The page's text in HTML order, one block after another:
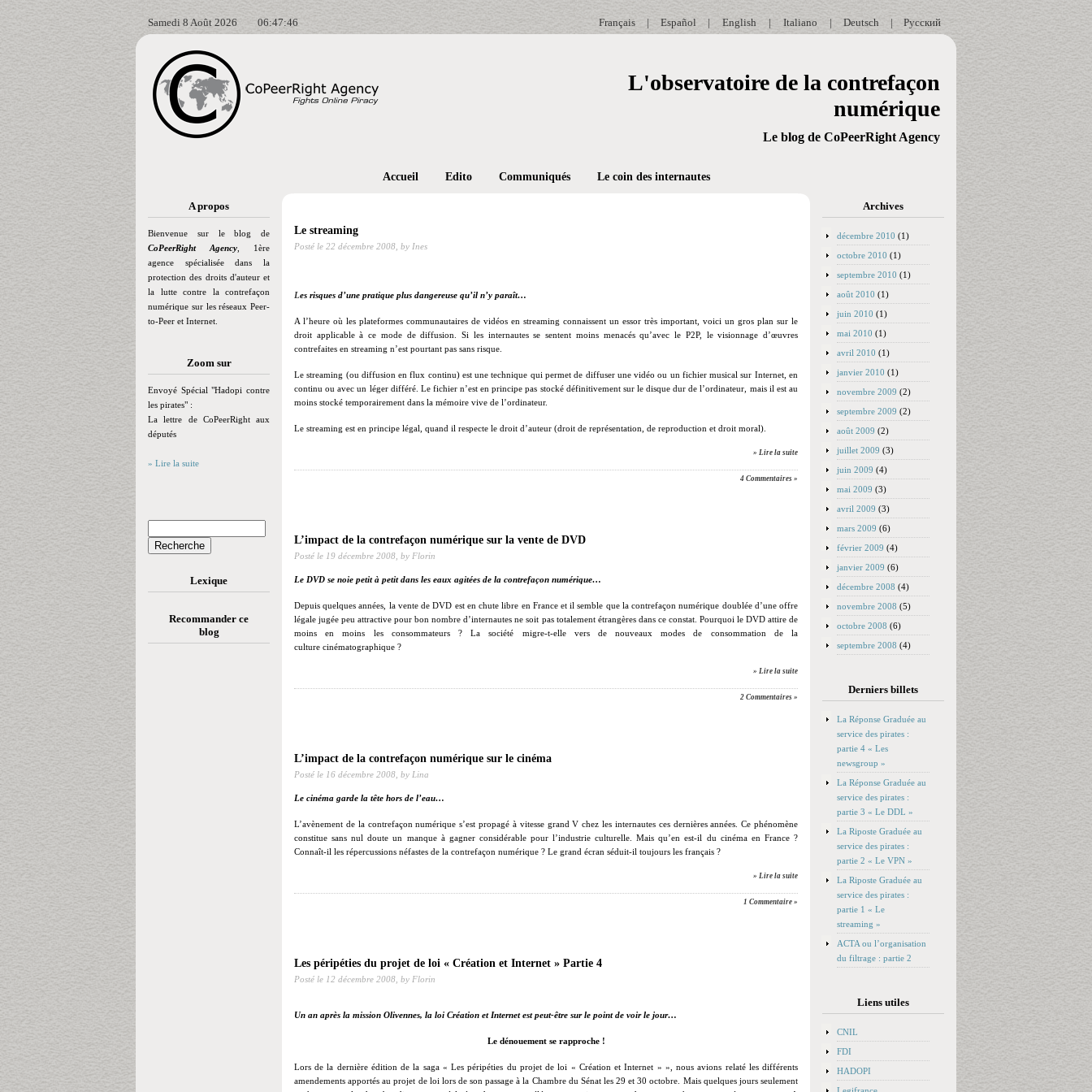
Samedi 8 Août 2026 06:47:46 Русский
|
Deutsch
|
Italiano
|
English
|
Español
|
Français
L'observatoire de la contrefaçon
numérique
Le blog de CoPeerRight Agency
A propos
Bienvenue sur le blog de
CoPeerRight Agency , 1ère
agence spécialisée dans la
protection des droits d'auteur et
la lutte contre la contrefaçon
numérique sur les réseaux Peer-
to-Peer et Internet.
Zoom sur
Envoyé Spécial "Hadopi contre
les pirates" :
La lettre de CoPeerRight aux
députés
» Lire la suite
Lexique
Recommander ce
blog
Accueil Edito Communiqués Le coin des internautes
Le streaming
Posté le 22 décembre 2008, by Ines
Les risques d’une pratique plus dangereuse qu’il n’y paraît…
A l’heure où les plateformes communautaires de vidéos en streaming connaissent un essor très important, voici un gros plan sur le
droit applicable à ce mode de diffusion. Si les internautes se sentent moins menacés qu’avec le P2P, le visionnage d’œuvres
contrefaites en streaming n’est pourtant pas sans risque.
Le streaming (ou diffusion en flux continu) est une technique qui permet de diffuser une vidéo ou un fichier musical sur Internet, en
continu ou avec un léger différé. Le fichier n’est en principe pas stocké définitivement sur le disque dur de l’ordinateur, mais il est au
moins stocké temporairement dans la mémoire vive de l’ordinateur.
Le streaming est en principe légal, quand il respecte le droit d’auteur (droit de représentation, de reproduction et droit moral).
» Lire la suite
4 Commentaires »
L’impact de la contrefaçon numérique sur la vente de DVD
Posté le 19 décembre 2008, by Florin
Le DVD se noie petit à petit dans les eaux agitées de la contrefaçon numérique…
Depuis quelques années, la vente de DVD est en chute libre en France et il semble que la contrefaçon numérique doublée d’une offre
légale jugée peu attractive pour bon nombre d’internautes ne soit pas totalement étrangères dans ce constat. Pourquoi le DVD attire de
moins en moins les consommateurs ? La société migre-t-elle vers de nouveaux modes de consommation de la
culture cinématographique ?
» Lire la suite
2 Commentaires »
L’impact de la contrefaçon numérique sur le cinéma
Posté le 16 décembre 2008, by Lina
Le cinéma garde la tête hors de l’eau…
L’avènement de la contrefaçon numérique s’est propagé à vitesse grand V chez les internautes ces dernières années. Ce phénomène
constitue sans nul doute un manque à gagner considérable pour l’industrie culturelle. Mais qu’en est-il du cinéma en France ?
Connaît-il les répercussions néfastes de la contrefaçon numérique ? Le grand écran séduit-il toujours les français ?
» Lire la suite
1 Commentaire »
Les péripéties du projet de loi « Création et Internet » Partie 4
Posté le 12 décembre 2008, by Florin
Un an après la mission Olivennes, la loi Création et Internet est peut-être sur le point de voir le jour…
Le dénouement se rapproche !
Lors de la dernière édition de la saga « Les péripéties du projet de loi « Création et Internet » », nous avions relaté les différents
amendements apportés au projet de loi lors de son passage à la Chambre du Sénat les 29 et 30 octobre. Mais quelques jours seulement
Archives
décembre 2010 (1)
octobre 2010 (1)
septembre 2010 (1)
août 2010 (1)
juin 2010 (1)
mai 2010 (1)
avril 2010 (1)
janvier 2010 (1)
novembre 2009 (2)
septembre 2009 (2)
août 2009 (2)
juillet 2009 (3)
juin 2009 (4)
mai 2009 (3)
avril 2009 (3)
mars 2009 (6)
février 2009 (4)
janvier 2009 (6)
décembre 2008 (4)
novembre 2008 (5)
octobre 2008 (6)
septembre 2008 (4)
Derniers billets
La Réponse Graduée au
service des pirates :
partie 4 « Les
newsgroup »
La Réponse Graduée au
service des pirates :
partie 3 « Le DDL »
La Riposte Graduée au
service des pirates :
partie 2 « Le VPN »
La Riposte Graduée au
service des pirates :
partie 1 « Le
streaming »
ACTA ou l’organisation
du filtrage : partie 2
Liens utiles
CNIL
FDI
HADOPI